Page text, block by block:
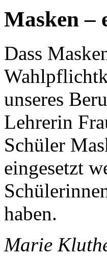
Masken –
Dass
unseres
Lehrerin
Schüler
eingesetzt
haben.
Marie